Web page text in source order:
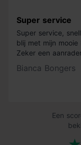
Super service
Super service,
blij met mijn mooie
Zeker een
Bianca Bongers
Een